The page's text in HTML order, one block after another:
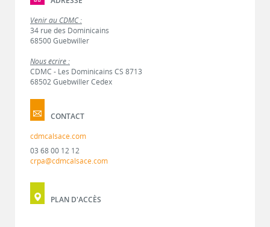
Venir au CDMC :
34 rue des Dominicains
68500 Guebwiller
Nous écrire :
CDMC - Les Dominicains CS 8713
68502 Guebwiller Cedex
CONTACT
cdmcalsace.com
03 68 00 12 12
crpa@cdmcalsace.com
PLAN D'ACCÈS